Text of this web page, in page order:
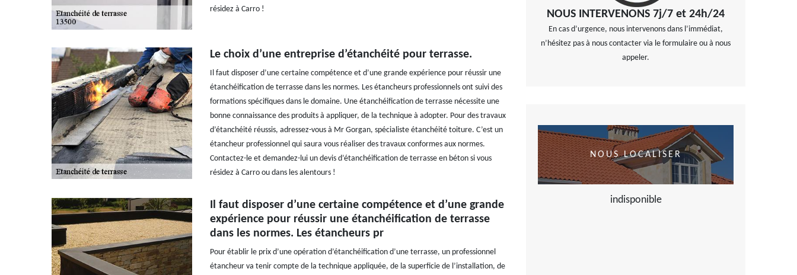
résidez à Carro !
Le choix d’une entreprise d’étanchéité pour terrasse.
Il faut disposer d’une certaine compétence et d’une grande expérience pour réussir une
étanchéification de terrasse dans les normes. Les étancheurs professionnels ont suivi des
formations spécifiques dans le domaine. Une étanchéification de terrasse nécessite une
bonne connaissance des produits à appliquer, de la technique à adopter. Pour des travaux
d’étanchéité réussis, adressez-vous à Mr Gorgan, spécialiste étanchéité toiture. C’est un
étancheur professionnel qui saura vous réaliser des travaux conformes aux normes.
Contactez-le et demandez-lui un devis d’étanchéification de terrasse en béton si vous
résidez à Carro ou dans les alentours !
Il faut disposer d’une certaine compétence et d’une grande
expérience pour réussir une étanchéification de terrasse
dans les normes. Les étancheurs pr
Pour établir le prix d’une opération d’étanchéification d’une terrasse, un professionnel
étancheur va tenir compte de la technique appliquée, de la superficie de l’installation, de
NOUS INTERVENONS 7j/7 et 24h/24
En cas d’urgence, nous intervenons dans l’immédiat,
n’hésitez pas à nous contacter via le formulaire ou à nous
appeler.
NOUS LOCALISER
indisponible